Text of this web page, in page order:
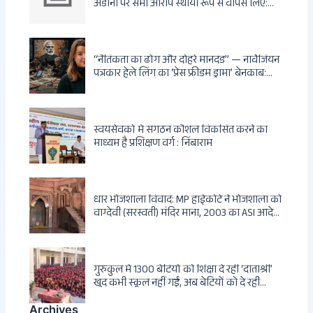
अडानी पर सभी आरोप स्थायी रूप से वापस लिए:
“नैतिकता का ढोंग और दोहरे मानदंड” — नार्वेजियन
पत्रकार हेले लिंग का ‘प्रेस फ्रीडम ड्रामा’ बेनकाब:
स्वयंसेवकों में संगठन कौशल विकसित करने का
माध्यम है प्रशिक्षण वर्ग : निंबाराम
धार भोजशाला विवाद: MP हाईकोर्ट ने भोजशाला को
वाग्देवी (सरस्वती) मंदिर माना, 2003 का ASI आदेश
गुरुकुल में 1300 बेटियों को शिक्षा दे रहीं ‘दाताश्री’
खुद कभी स्कूल नहीं गईं, अब बेटियों को दे रही
Archives
Archives